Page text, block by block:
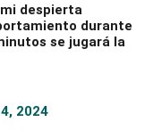
despierta
durante
se jugará la
2024